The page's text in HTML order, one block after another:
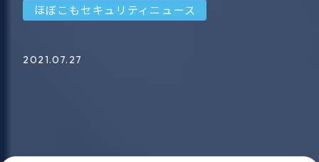
ほぼこもセキュリティニュース
2021.07.27